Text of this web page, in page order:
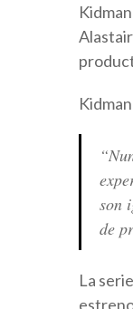
son
de
La